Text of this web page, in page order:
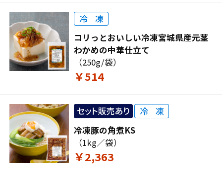
コリっとおいしい冷凍宮城県産元茎
わかめの中華仕立て
（250g/袋）
￥514
冷凍豚の角煮KS
（1kg／袋）
￥2,363